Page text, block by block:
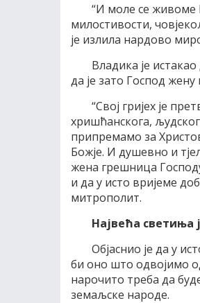
“И моле се живоме
милостивости,
је излила нардово
Владика је
да је зато Господ
“Свој гријех је
хришћанскога,
припремамо за
Божје. И душевно и
жена грешница
и да у исто вријеме
митрополит.
Највећа светиња
Објаснио је да у
би оно што одвојимо
нарочито треба да
земаљске народе.